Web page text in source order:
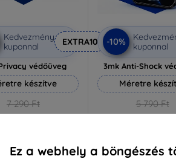
Ez a webhely a böngészés
Kedvezmény
kuponnal
EXTRA10
védőüveg
készítve
7 290 Ft
561 Ft
-10%
kuponnal
3mk Anti-Shock
Méretre
5 790 Ft
5 211 Ft